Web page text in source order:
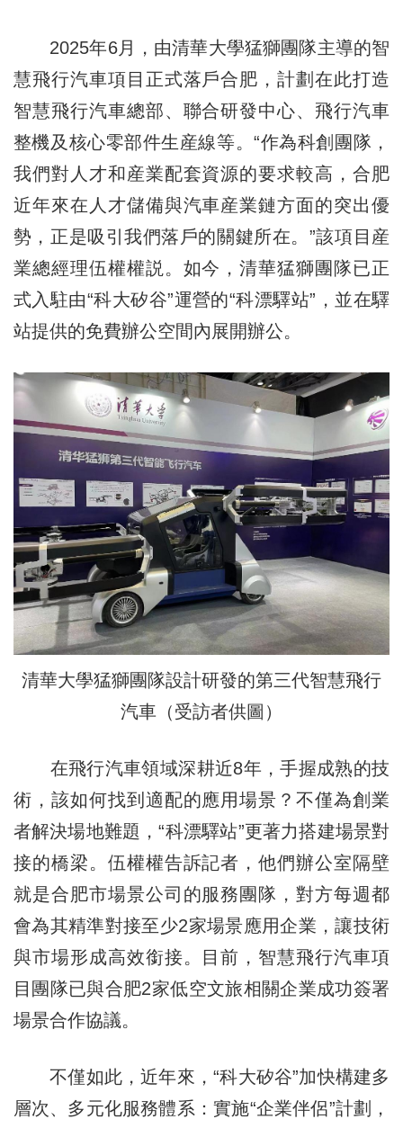
2025年6月，由清華大學猛獅團隊主導的智
慧飛行汽車項目正式落戶合肥，計劃在此打造
智慧飛行汽車總部、聯合研發中心、飛行汽車
整機及核心零部件生産線等。“作為科創團隊，
我們對人才和産業配套資源的要求較高，合肥
近年來在人才儲備與汽車産業鏈方面的突出優
勢，正是吸引我們落戶的關鍵所在。”該項目産
業總經理伍權權説。如今，清華猛獅團隊已正
式入駐由“科大矽谷”運營的“科漂驛站”，並在驛
站提供的免費辦公空間內展開辦公。
清華大學猛獅團隊設計研發的第三代智慧飛行
汽車（受訪者供圖）
在飛行汽車領域深耕近8年，手握成熟的技
術，該如何找到適配的應用場景？不僅為創業
者解決場地難題，“科漂驛站”更著力搭建場景對
接的橋梁。伍權權告訴記者，他們辦公室隔壁
就是合肥市場景公司的服務團隊，對方每週都
會為其精準對接至少2家場景應用企業，讓技術
與市場形成高效銜接。目前，智慧飛行汽車項
目團隊已與合肥2家低空文旅相關企業成功簽署
場景合作協議。
不僅如此，近年來，“科大矽谷”加快構建多
層次、多元化服務體系：實施“企業伴侶”計劃，